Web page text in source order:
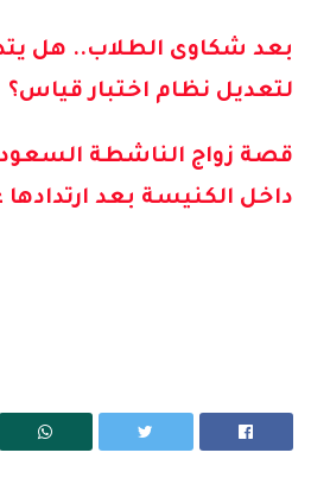
بعد شكاوى الطلاب.. هل
لتعديل نظام اختبار قياس؟
قصة زواج الناشطة
داخل الكنيسة بعد ارتدادها